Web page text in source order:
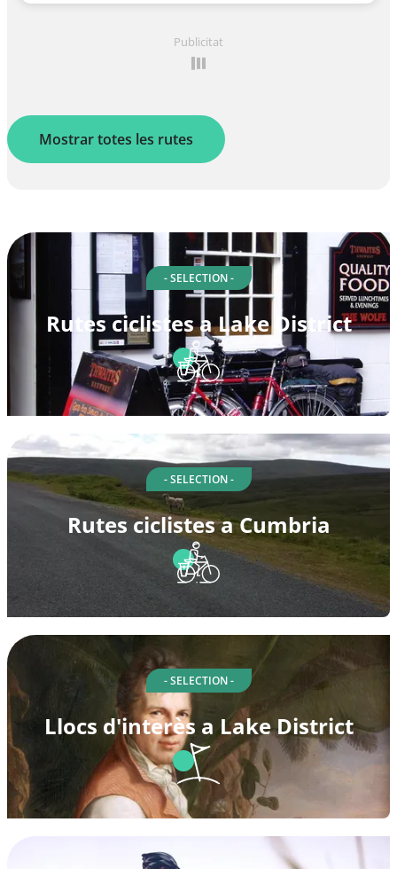
Publicitat
Mostrar totes les rutes
- SELECTION -
Rutes ciclistes a Lake District
- SELECTION -
Rutes ciclistes a Cumbria
- SELECTION -
Llocs d'interès a Lake District